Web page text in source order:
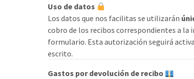
Uso de datos
Los datos que nos facilitas se utilizarán
cobro de los recibos correspondientes a la
formulario. Esta autorización seguirá
escrito.
Gastos por devolución de recibo